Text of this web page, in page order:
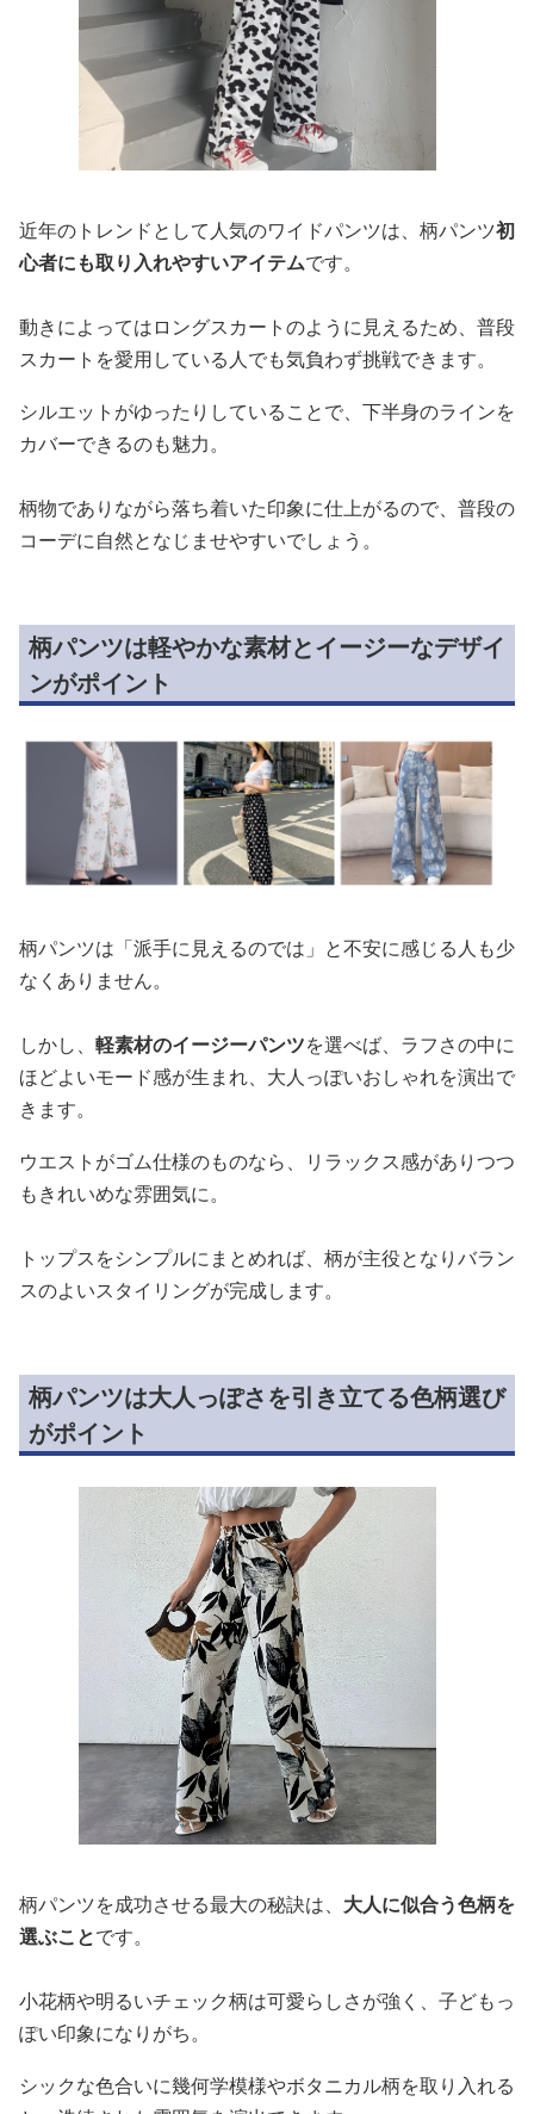
近年のトレンドとして人気のワイドパンツは、柄パンツ初
心者にも取り入れやすいアイテムです。
動きによってはロングスカートのように見えるため、普段
スカートを愛用している人でも気負わず挑戦できます。
シルエットがゆったりしていることで、下半身のラインを
カバーできるのも魅力。
柄物でありながら落ち着いた印象に仕上がるので、普段の
コーデに自然となじませやすいでしょう。
柄パンツは軽やかな素材とイージーなデザイ
ンがポイント
柄パンツは「派手に見えるのでは」と不安に感じる人も少
なくありません。
しかし、 軽素材のイージーパンツを選べば、ラフさの中に
ほどよいモード感が生まれ、大人っぽいおしゃれを演出で
きます。
ウエストがゴム仕様のものなら、リラックス感がありつつ
もきれいめな雰囲気に。
トップスをシンプルにまとめれば、柄が主役となりバラン
スのよいスタイリングが完成します。
柄パンツは大人っぽさを引き立てる色柄選び
がポイント
柄パンツを成功させる最大の秘訣は、 大人に似合う色柄を
選ぶことです。
小花柄や明るいチェック柄は可愛らしさが強く、子どもっ
ぽい印象になりがち。
シックな色合いに幾何学模様やボタニカル柄を取り入れる